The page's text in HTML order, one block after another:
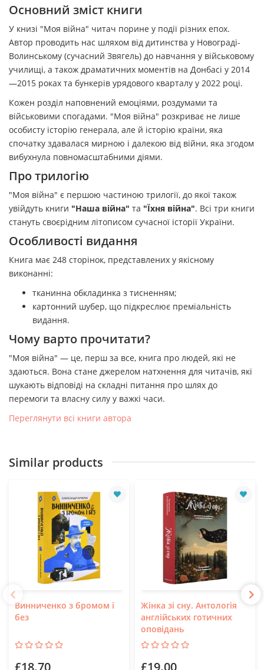
Основний зміст книги
У книзі "Моя війна" читач порине у події різних епох.
Автор проводить нас шляхом від дитинства у Новограді-
Волинському (сучасний Звягель) до навчання у військовому
училищі, а також драматичних моментів на Донбасі у 2014
—2015 роках та бункерів урядового кварталу у 2022 році.
Кожен розділ наповнений емоціями, роздумами та
військовими спогадами. "Моя війна" розкриває не лише
особисту історію генерала, але й історію країни, яка
спочатку здавалася мирною і далекою від війни, яка згодом
вибухнула повномасштабними діями.
Про трилогію
"Моя війна" є першою частиною трилогії, до якої також
увійдуть книги "Наша війна" та "Їхня війна". Всі три книги
стануть своєрідним літописом сучасної історії України.
Особливості видання
Книга має 248 сторінок, представлених у якісному
виконанні:
тканинна обкладинка з тисненням;
картонний шубер, що підкреслює преміальність
видання.
Чому варто прочитати?
"Моя війна" — це, перш за все, книга про людей, які не
здаються. Вона стане джерелом натхнення для читачів, які
шукають відповіді на складні питання про шлях до
перемоги та власну силу у важкі часи.
Переглянути всі книги автора
Similar products
Винниченко з бромом і
без
£18.70
Жінка зі сну. Антологія
англійських готичних
оповідань
£19.00